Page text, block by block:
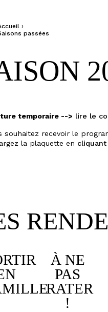
›
passées
temporaire --> lire le
souhaitez recevoir le
la plaquette en cliquant
À NE
PAS
RATER
!